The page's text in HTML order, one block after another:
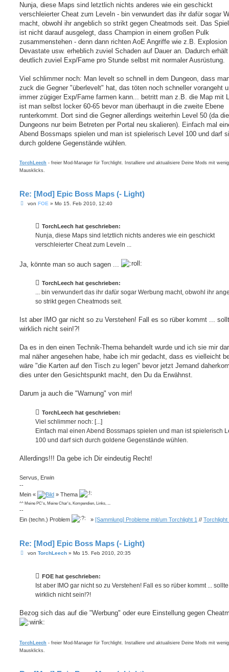
r
a
Nunja, diese Maps sind letztlich nichts anderes wie ein geschickt
verschleierter Cheat zum Leveln - bin verwundert das ihr dafür sogar
macht, obwohl ihr angeblich so strikt gegen Cheatmods seit. Das
ist nicht darauf ausgelegt, dass Champion in einem großen Pulk
zusammenstehen - denn dann richten AoE Angriffe wie z.B. Explosion
Devastate usw. erheblich zuviel Schaden auf Dauer an. Dadurch
deutlich zuviel Exp/Fame pro Stunde selbst mit normaler Ausrüstung.
Viel schlimmer noch: Man levelt so schnell in dem Dungeon, dass
zuck die Gegner "überlevelt" hat, das töten noch schneller vorangeht
immer zügiger Exp/Fame farmen kann... betritt man z.B. die Map mit
ist man selbst locker 60-65 bevor man überhaupt in die zweite Ebene
runterkommt. Dort sind die Gegner allerdings weiterhin Level 50 (da die
Dungeons nur beim Betreten per Portal neu skalieren). Einfach mal
Abend Bossmaps spielen und man ist spielerisch Level 100 und darf
durch goldene Gegenstände wühlen.
TorchLeech - freier Mod-Manager für Torchlight. Installiere und aktualisiere Deine Mods mit
Mausklicks.
Re: [Mod] Epic Boss Maps (- Light)
Bvon FOE » Mo 15. Feb 2010, 12:40
TorchLeech hat geschrieben:
Nunja, diese Maps sind letztlich nichts anderes wie ein geschickt
verschleierter Cheat zum Leveln ...
Ja, könnte man so auch sagen ...
TorchLeech hat geschrieben:
... bin verwundert das ihr dafür sogar Werbung macht, obwohl ihr
so strikt gegen Cheatmods seit.
Ist aber IMO gar nicht so zu Verstehen! Fall es so rüber kommt ...
wirklich nicht sein!?!
Da es in den einen Technik-Thema behandelt wurde und ich sie mir
mal näher angesehen habe, habe ich mir gedacht, dass es vielleicht
wäre "die Karten auf den Tisch zu legen" bevor jetzt Jemand
dies unter den Gesichtspunkt macht, den Du da Erwähnst.
Darum ja auch die "Warnung" von mir!
TorchLeech hat geschrieben:
Viel schlimmer noch: [...]
Einfach mal einen Abend Bossmaps spielen und man ist spielerisch
100 und darf sich durch goldene Gegenstände wühlen.
Allerdings!!! Da gebe ich Dir eindeutig Recht!
Servus, Erwin
--
Mein «
» Thema
^^ Meine PC's, Meine Char's, Kompendien, Links, ...
--
Ein (techn.) Problem
» [Sammlung] Probleme mit/um Torchlight 1 // Torchlight
Re: [Mod] Epic Boss Maps (- Light)
Bvon TorchLeech» Mo 15. Feb 2010, 20:35
FOE hat geschrieben:
Ist aber IMO gar nicht so zu Verstehen! Fall es so rüber kommt ... sollte
wirklich nicht sein!?!
Bezog sich das auf die "Werbung" oder eure Einstellung gegen
TorchLeech - freier Mod-Manager für Torchlight. Installiere und aktualisiere Deine Mods mit
Mausklicks.